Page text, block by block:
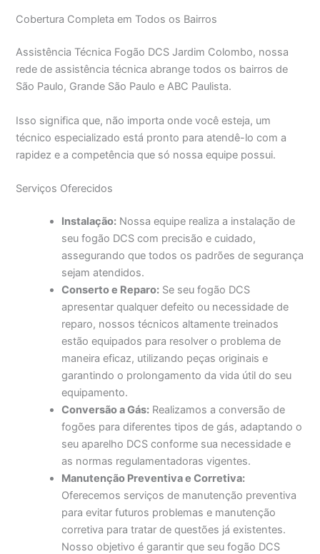
Cobertura Completa em Todos os Bairros
Assistência Técnica Fogão DCS Jardim Colombo, nossa
rede de assistência técnica abrange todos os bairros de
São Paulo, Grande São Paulo e ABC Paulista.
Isso significa que, não importa onde você esteja, um
técnico especializado está pronto para atendê-lo com a
rapidez e a competência que só nossa equipe possui.
Serviços Oferecidos
Instalação: Nossa equipe realiza a instalação de
seu fogão DCS com precisão e cuidado,
assegurando que todos os padrões de segurança
sejam atendidos.
Conserto e Reparo: Se seu fogão DCS
apresentar qualquer defeito ou necessidade de
reparo, nossos técnicos altamente treinados
estão equipados para resolver o problema de
maneira eficaz, utilizando peças originais e
garantindo o prolongamento da vida útil do seu
equipamento.
Conversão a Gás: Realizamos a conversão de
fogões para diferentes tipos de gás, adaptando o
seu aparelho DCS conforme sua necessidade e
as normas regulamentadoras vigentes.
Manutenção Preventiva e Corretiva:
Oferecemos serviços de manutenção preventiva
para evitar futuros problemas e manutenção
corretiva para tratar de questões já existentes.
Nosso objetivo é garantir que seu fogão DCS